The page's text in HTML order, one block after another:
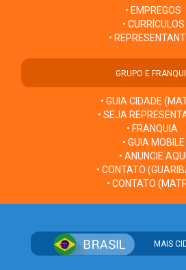
• EMPREGOS
• CURRÍCULOS
•
GRUPO E
• GUIA CIDADE
• SEJA
• FRANQUIA
• GUIA MOBILE
• ANUNCIE AQUI
• CONTATO
• CONTATO
MAIS